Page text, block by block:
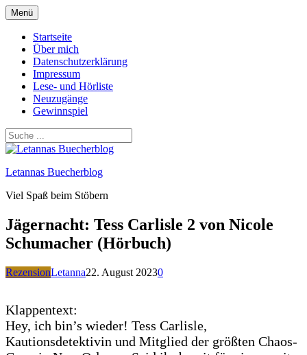
Zum
Inhalt
springen
Menü
Startseite
Über mich
Datenschutzerklärung
Impressum
Lese- und Hörliste
Neuzugänge
Gewinnspiel
Letannas Buecherblog
Viel Spaß beim Stöbern
Jägernacht: Tess Carlisle 2 von Nicole
Schumacher (Hörbuch)
RezensionLetanna22. August 20230
Klappentext:
Hey, ich bin’s wieder! Tess Carlisle,
Kautionsdetektivin und Mitglied der größten Chaos-